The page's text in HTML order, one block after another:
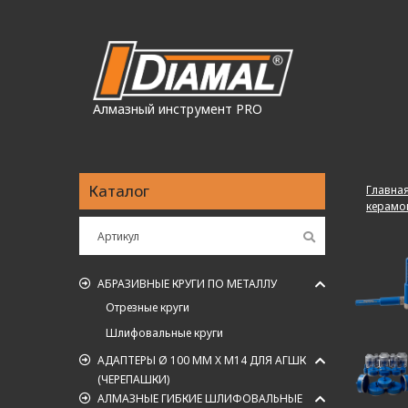
Алмазный инструмент PRO
Каталог
АБРАЗИВНЫЕ КРУГИ ПО МЕТАЛЛУ
Отрезные круги
Шлифовальные круги
АДАПТЕРЫ Ø 100 ММ X M14 ДЛЯ АГШК
(ЧЕРЕПАШКИ)
АЛМАЗНЫЕ ГИБКИЕ ШЛИФОВАЛЬНЫЕ